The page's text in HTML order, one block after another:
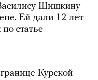
Шишкину
Ей дали 12 лет
статье
Курской